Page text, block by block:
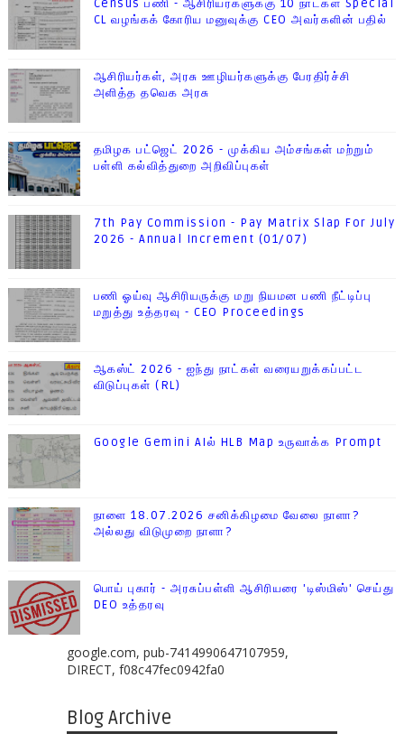
Census பணி - ஆசிரியர்களுக்கு 10 நாட்கள் Special
CL வழங்கக் கோரிய மனுவுக்கு CEO அவர்களின் பதில்
ஆசிரியர்கள், அரசு ஊழியர்களுக்கு பேரதிர்ச்சி
அளித்த தவெக அரசு
தமிழக பட்ஜெட் 2026 - முக்கிய அம்சங்கள் மற்றும்
பள்ளி கல்வித்துறை அறிவிப்புகள்
7th Pay Commission - Pay Matrix Slap For July
2026 - Annual Increment (01/07)
பணி ஓய்வு ஆசிரியருக்கு மறு நியமன பணி நீட்டிப்பு
மறுத்து உத்தரவு - CEO Proceedings
ஆகஸ்ட் 2026 - ஐந்து நாட்கள் வரையறுக்கப்பட்ட
விடுப்புகள் (RL)
Google Gemini AIல் HLB Map உருவாக்க Prompt
நாளை 18.07.2026 சனிக்கிழமை வேலை நாளா?
அல்லது விடுமுறை நாளா?
பொய் புகார் - அரசுப்பள்ளி ஆசிரியரை 'டிஸ்மிஸ்' செய்து
DEO உத்தரவு
google.com, pub-7414990647107959,
DIRECT, f08c47fec0942fa0
Blog Archive